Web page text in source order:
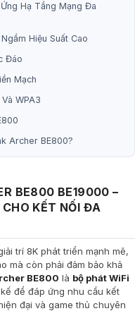
Hạ Tầng Mạng Đa
Hiệu Suất Cao
Đáo
Mạch
WPA3
Archer BE800?
BE800 BE19000 –
KẾT NỐI ĐA
trí 8K phát triển mạnh mẽ,
mà còn phải đảm bảo khả
BE800 là bộ phát WiFi
để đáp ứng nhu cầu kết
đại và game thủ chuyên